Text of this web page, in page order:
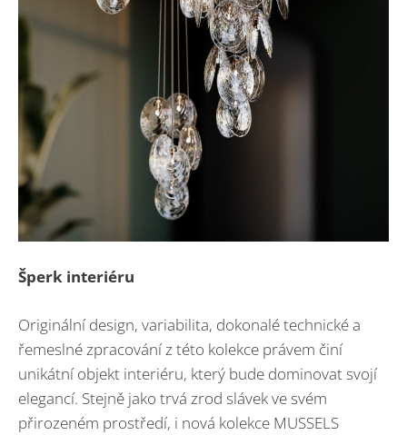
Šperk interiéru
Originální design, variabilita, dokonalé technické a
řemeslné zpracování z této kolekce právem činí
unikátní objekt interiéru, který bude dominovat svojí
elegancí. Stejně jako trvá zrod slávek ve svém
přirozeném prostředí, i nová kolekce MUSSELS